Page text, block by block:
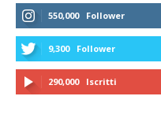
550,000 Follower
9,300 Follower
290,000 Iscritti